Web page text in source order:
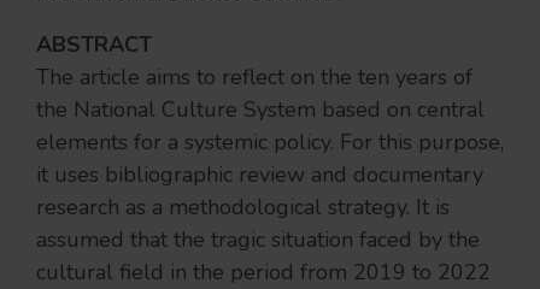
ABSTRACT
The article aims to reflect on the ten years of
the National Culture System based on central
elements for a systemic policy. For this purpose,
it uses bibliographic review and documentary
research as a methodological strategy. It is
assumed that the tragic situation faced by the
cultural field in the period from 2019 to 2022